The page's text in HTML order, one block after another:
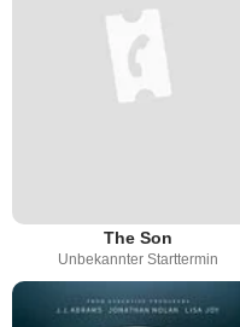
The Son
Unbekannter Starttermin